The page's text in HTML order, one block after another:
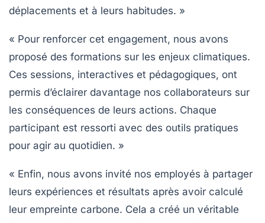
déplacements et à leurs habitudes. »
« Pour renforcer cet engagement, nous avons
proposé des formations sur les enjeux climatiques.
Ces sessions, interactives et pédagogiques, ont
permis d’éclairer davantage nos collaborateurs sur
les conséquences de leurs actions. Chaque
participant est ressorti avec des outils pratiques
pour agir au quotidien. »
« Enfin, nous avons invité nos employés à partager
leurs expériences et résultats après avoir calculé
leur empreinte carbone. Cela a créé un véritable